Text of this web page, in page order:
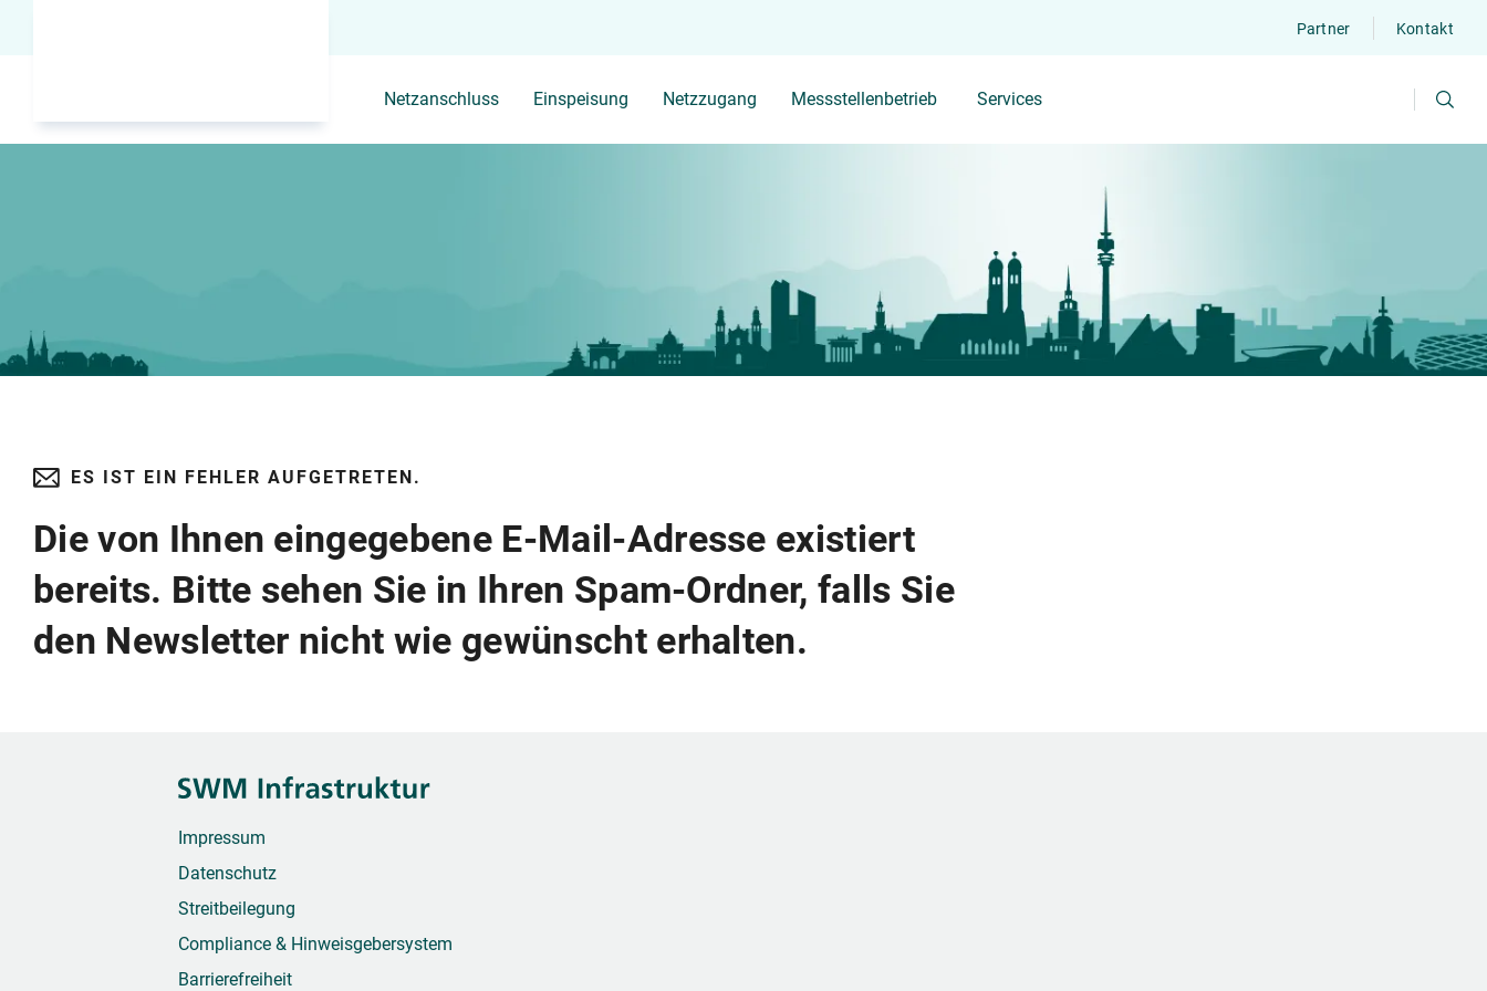
Partner Kontakt
Netzanschluss Einspeisung Netzzugang Messstellenbetrieb Services
ES IST EIN FEHLER AUFGETRETEN.
Die von Ihnen eingegebene E-Mail-Adresse existiert
bereits. Bitte sehen Sie in Ihren Spam-Ordner, falls Sie
den Newsletter nicht wie gewünscht erhalten.
Impressum
Datenschutz
Streitbeilegung
Compliance & Hinweisgebersystem
Barrierefreiheit